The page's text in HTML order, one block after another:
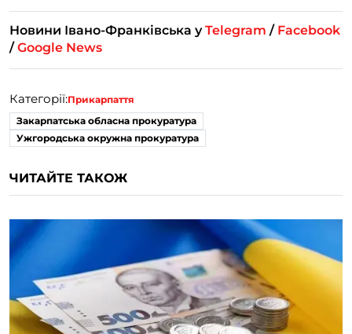
Новини Івано-Франківська уTelegram / Facebook
/Google News
Категорії:Прикарпаття
Закарпатська обласна прокуратура
Ужгородська окружна прокуратура
ЧИТАЙТЕ ТАКОЖ